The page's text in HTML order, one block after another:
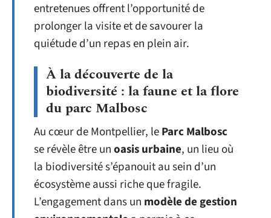
entretenues offrent l’opportunité de
prolonger la visite et de savourer la
quiétude d’un repas en plein air.
À la découverte de la
biodiversité : la faune et la flore
du parc Malbosc
Au cœur de Montpellier, leParc Malbosc
se révèle être unoasis urbaine, un lieu où
la biodiversité s’épanouit au sein d’un
écosystème aussi riche que fragile.
L’engagement dans un modèle de gestion